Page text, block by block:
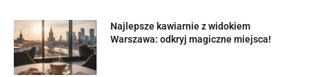
Najlepsze kawiarnie z widokiem
Warszawa: odkryj magiczne miejsca!